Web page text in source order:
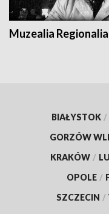
Muzealia Regionalia
BIAŁYSTOK /
GORZÓW
KRAKÓW /
OPOLE /
SZCZECIN /